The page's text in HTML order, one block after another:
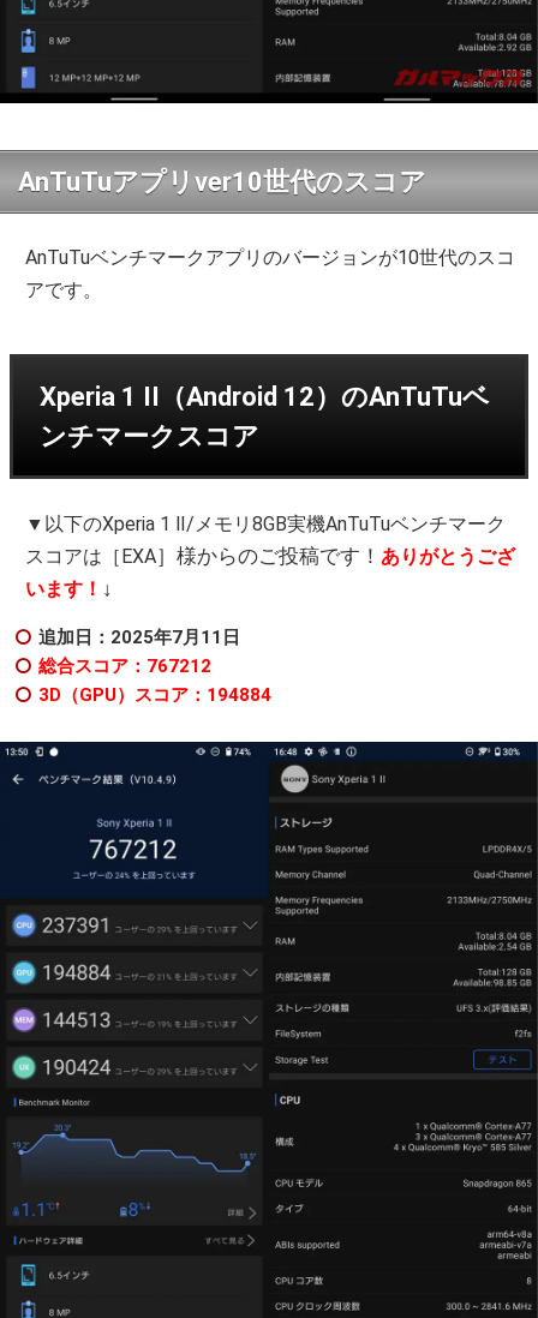
AnTuTuアプリver10世代のスコア
AnTuTuベンチマークアプリのバージョンが10世代のスコ
アです。
Xperia 1 II（Android 12）のAnTuTuベ
ンチマークスコア
▼以下のXperia 1 Ⅱ/メモリ8GB実機AnTuTuベンチマーク
スコアは［EXA］様からのご投稿です！ ありがとうござ
います！ ↓
追加日：2025年7月11日
総合スコア：767212
3D（GPU）スコア：194884